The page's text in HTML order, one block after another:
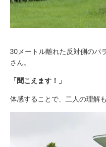
30メートル離れた反対側のパ
さん。
「聞こえます！」
体感することで、二人の理解